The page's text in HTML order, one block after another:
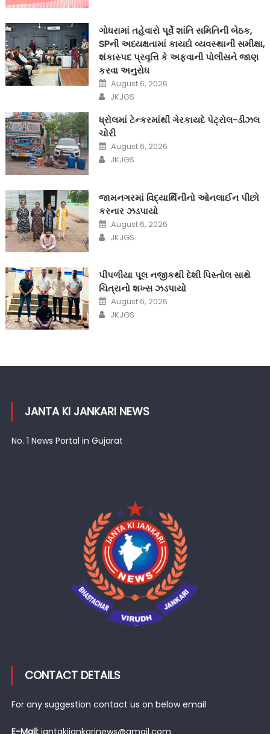
ગોધરામાં તહેવારો પૂર્વે શાંતિ સમિતિની બેઠક,
SPની અધ્યક્ષતામાં કાયદો વ્યવસ્થાની સમીક્ષા,
શંકાસ્પદ પ્રવૃત્તિ કે અફવાની પોલીસને જાણ
કરવા અનુરોધ
Posted
on
August 6, 2026
Author
JKJGS
ધ્રોલમાં ટેન્કરમાંથી ગેરકાયદે પેટ્રોલ-ડીઝલ
ચોરી
Posted
on
August 6, 2026
Author
JKJGS
જામનગરમાં વિદ્યાર્થિનીનો ઓનલાઈન પીછો
કરનાર ઝડપાયો
Posted
on
August 6, 2026
Author
JKJGS
પીપળીયા પૂલ નજીકથી દેશી પિસ્તોલ સાથે
ચિત્રાનો શખ્સ ઝડપાયો
Posted
on
August 6, 2026
Author
JKJGS
JANTA KI JANKARI NEWS
No. 1 News Portal in Gujarat
CONTACT DETAILS
For any suggestion contact us on below email